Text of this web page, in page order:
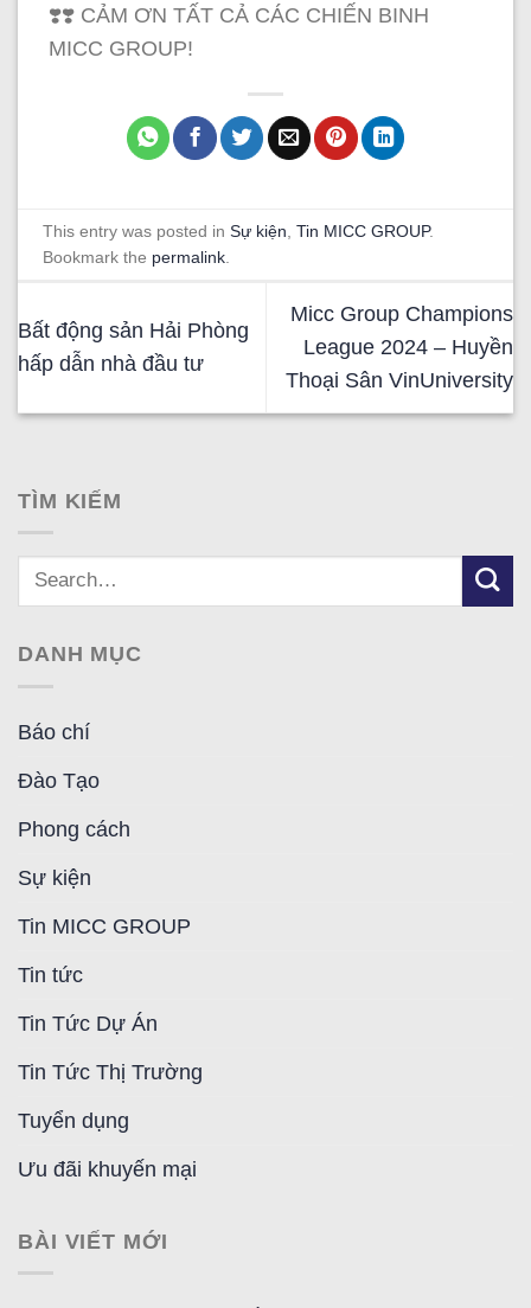
❣️❣️ CẢM ƠN TẤT CẢ CÁC CHIẾN BINH
MICC GROUP!
This entry was posted inSự kiện ,Tin MICC GROUP.
Bookmark the permalink
Bất động sản Hải Phòng
hấp dẫn nhà đầu tư
Micc Group Champions
League 2024 – Huyền
Thoại Sân VinUniversity
TÌM KIẾM
DANH MỤC
Báo chí
Đào Tạo
Phong cách
Sự kiện
Tin MICC GROUP
Tin tức
Tin Tức Dự Án
Tin Tức Thị Trường
Tuyển dụng
Ưu đãi khuyến mại
BÀI VIẾT MỚI